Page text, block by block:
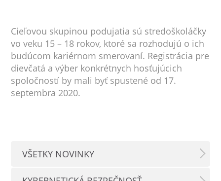
Cieľovou skupinou podujatia sú stredoškoláčky
vo veku 15 – 18 rokov, ktoré sa rozhodujú o ich
budúcom kariérnom smerovaní. Registrácia pre
dievčatá a výber konkrétnych hosťujúcich
spoločností by mali byť spustené od 17.
septembra 2020.
VŠETKY NOVINKY